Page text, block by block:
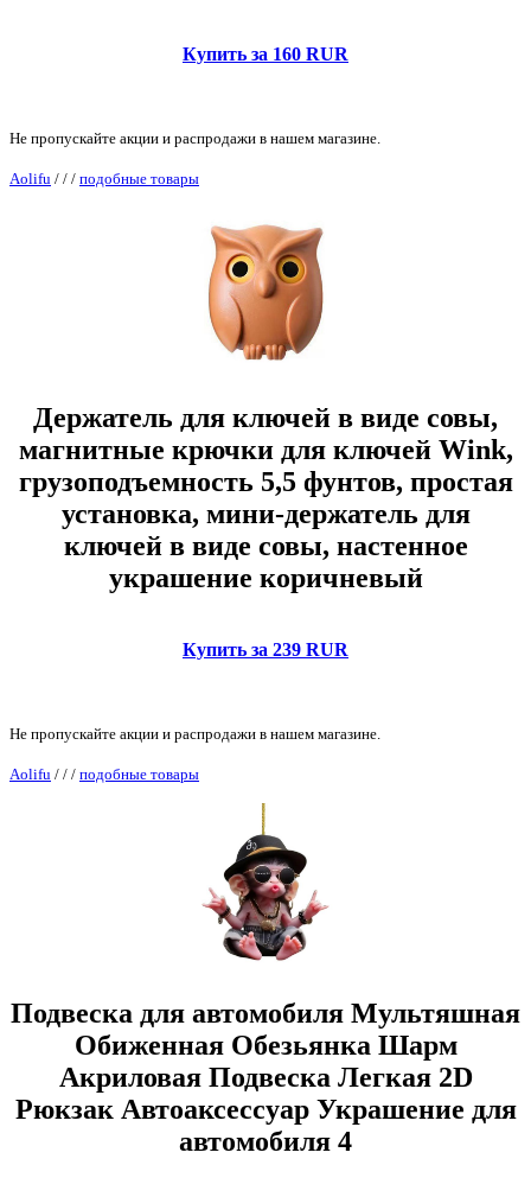
Купить за 160 RUR
Не пропускайте акции и распродажи в нашем магазине.
Aolifu / / / подобные товары
Держатель для ключей в виде совы,
магнитные крючки для ключей Wink,
грузоподъемность 5,5 фунтов, простая
установка, мини-держатель для
ключей в виде совы, настенное
украшение коричневый
Купить за 239 RUR
Не пропускайте акции и распродажи в нашем магазине.
Aolifu / / / подобные товары
Подвеска для автомобиля Мультяшная
Обиженная Обезьянка Шарм
Акриловая Подвеска Легкая 2D
Рюкзак Автоаксессуар Украшение для
автомобиля 4